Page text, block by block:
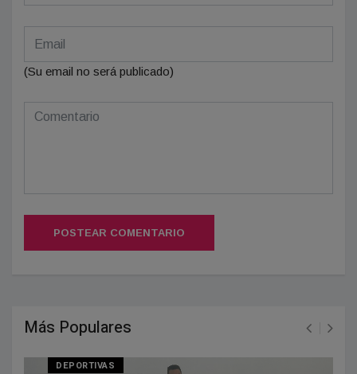
(Su email no será publicado)
POSTEAR COMENTARIO
Más Populares
DEPORTIVAS